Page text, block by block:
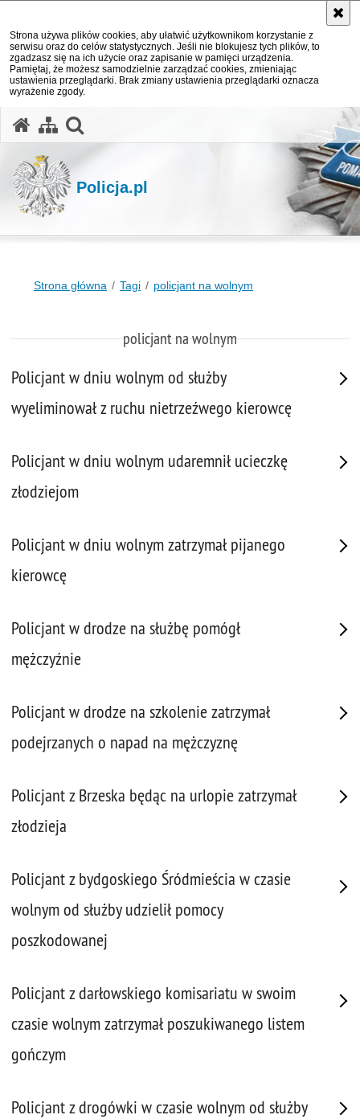
Strona używa plików cookies, aby ułatwić użytkownikom korzystanie z
serwisu oraz do celów statystycznych. Jeśli nie blokujesz tych plików, to
zgadzasz się na ich użycie oraz zapisanie w pamięci urządzenia.
Pamiętaj, że możesz samodzielnie zarządzać cookies, zmieniając
ustawienia przeglądarki. Brak zmiany ustawienia przeglądarki oznacza
wyrażenie zgody.
Policja.pl
Strona główna Tagi policjant na wolnym
policjant na wolnym
Policjant w dniu wolnym od służby
wyeliminował z ruchu nietrzeźwego kierowcę
Policjant w dniu wolnym udaremnił ucieczkę
złodziejom
Policjant w dniu wolnym zatrzymał pijanego
kierowcę
Policjant w drodze na służbę pomógł
mężczyźnie
Policjant w drodze na szkolenie zatrzymał
podejrzanych o napad na mężczyznę
Policjant z Brzeska będąc na urlopie zatrzymał
złodzieja
Policjant z bydgoskiego Śródmieścia w czasie
wolnym od służby udzielił pomocy
poszkodowanej
Policjant z darłowskiego komisariatu w swoim
czasie wolnym zatrzymał poszukiwanego listem
gończym
Policjant z drogówki w czasie wolnym od służby